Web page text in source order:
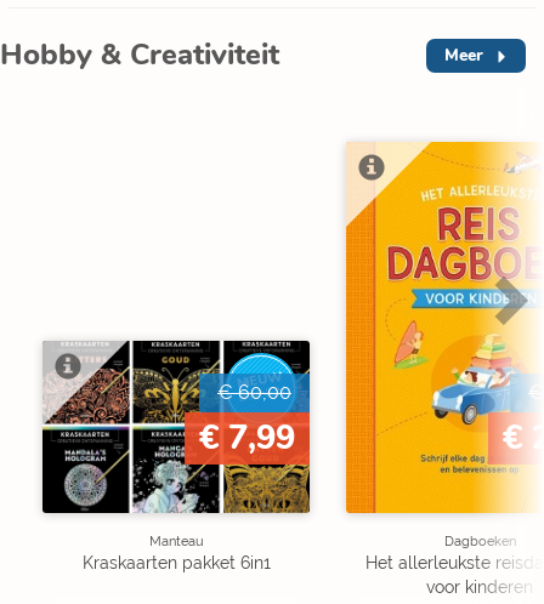
Hobby & Creativiteit Meer
NIEUW
BINNEN
€ 60,00
€ 7,99
Manteau
Kraskaarten pakket 6in1
€
€
Dagboeken
Het allerleukste
voor kinderen